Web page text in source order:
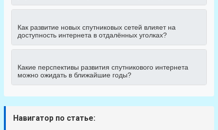
Как развитие новых спутниковых сетей влияет на
доступность интернета в отдалённых уголках?
Какие перспективы развития спутникового интернета
можно ожидать в ближайшие годы?
Навигатор по статье: